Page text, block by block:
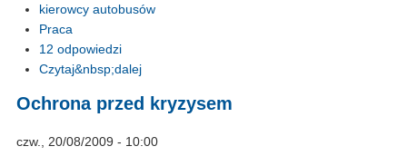
kierowcy autobusów
Praca
12 odpowiedzi
Czytaj&nbsp;dalej
Ochrona przed kryzysem
czw., 20/08/2009 - 10:00